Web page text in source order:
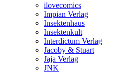
ilovecomics
Impian Verlag
Insektenhaus
Insektenkult
Interdictum Verlag
Jacoby & Stuart
Jaja Verlag
JNK